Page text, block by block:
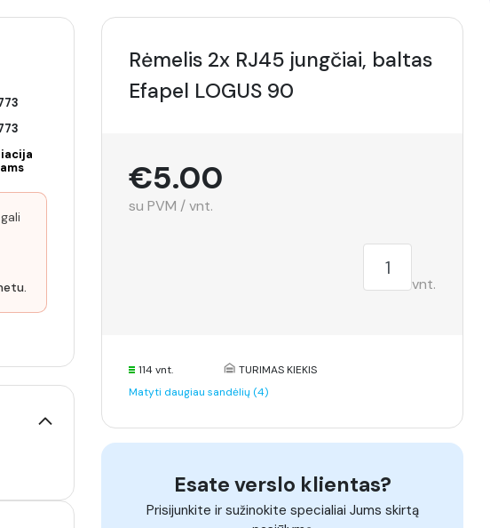
Rėmelis 2x RJ45 jungčiai, baltas
Efapel LOGUS 90
€5.00
su PVM / vnt.
vnt.
114 vnt.
TURIMAS KIEKIS
Matyti daugiau sandėlių (4)
Esate verslo klientas?
Prisijunkite ir sužinokite specialiai Jums skirtą